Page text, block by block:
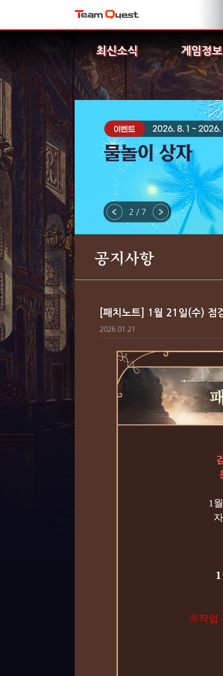
최신소식 게임정보
2 / 7
공지사항
[패치노트] 1월 21일(수) 점
2026.01.21
1
※작업